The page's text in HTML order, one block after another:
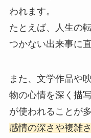
われます。
たとえば、人生の
つかない出来事に
また、文学作品や
物の心情を深く描
が使われることが
感情の深さや複雑